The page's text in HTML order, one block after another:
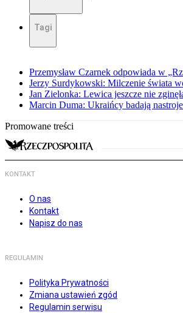
Tagi
Przemysław Czarnek odpowiada w
Jerzy Surdykowski: Milczenie świata
Jan Zielonka: Lewica jeszcze nie
Marcin Duma: Ukraińcy badają
Promowane treści
KONTAKT
O nas
Kontakt
Napisz do nas
REGULAMIN
Polityka Prywatności
Zmiana ustawień zgód
Regulamin serwisu